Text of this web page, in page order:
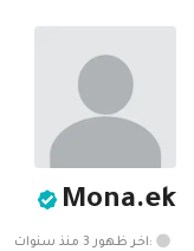
القائمة الرئيسية
التصنيفات
Mona.ek
:اخر ظهور 3 منذ سنوات